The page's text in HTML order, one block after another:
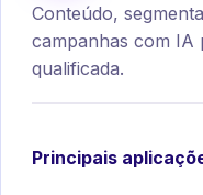
Conteúdo,
campanhas com IA
qualificada.
Principais